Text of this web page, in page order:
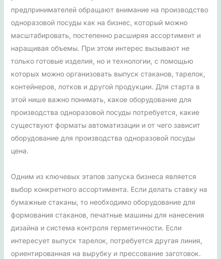
предпринимателей обращают внимание на производство
одноразовой посуды как на бизнес, который можно
масштабировать, постепенно расширяя ассортимент и
наращивая объемы. При этом интерес вызывают не
только готовые изделия, но и технологии, с помощью
которых можно организовать выпуск стаканов, тарелок,
контейнеров, лотков и другой продукции. Для старта в
этой нише важно понимать, какое оборудование для
производства одноразовой посуды потребуется, какие
существуют форматы автоматизации и от чего зависит
оборудование для производства одноразовой посуды
цена.
Одним из ключевых этапов запуска бизнеса является
выбор конкретного ассортимента. Если делать ставку на
бумажные стаканы, то необходимо оборудование для
формования стаканов, печатные машины для нанесения
дизайна и система контроля герметичности. Если
интересует выпуск тарелок, потребуется другая линия,
ориентированная на вырубку и прессование заготовок.